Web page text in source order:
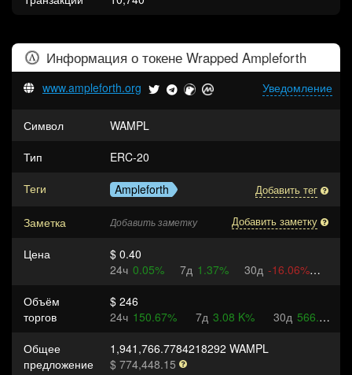
Информация о токене Wrapped Ampleforth
Уведомление
www.ampleforth.org
Символ
WAMPL
Тип
ERC-20
Теги
Ampleforth Добавить тег
Заметка Добавить заметку Добавить заметку
Цена
$ 0.40
24ч 0.05% 7д 1.37% 30д -16.06%
Объём
торгов
$ 246
24ч 150.67% 7д 3.08 K% 30д 566.57%
Общее
предложение
1,941,766.7784218292 WAMPL
$ 774,448.15